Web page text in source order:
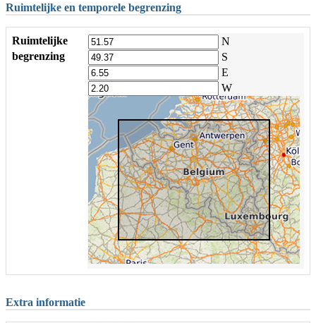
Ruimtelijke en temporele begrenzing
Ruimtelijke
begrenzing
N
S
E
W
Extra informatie